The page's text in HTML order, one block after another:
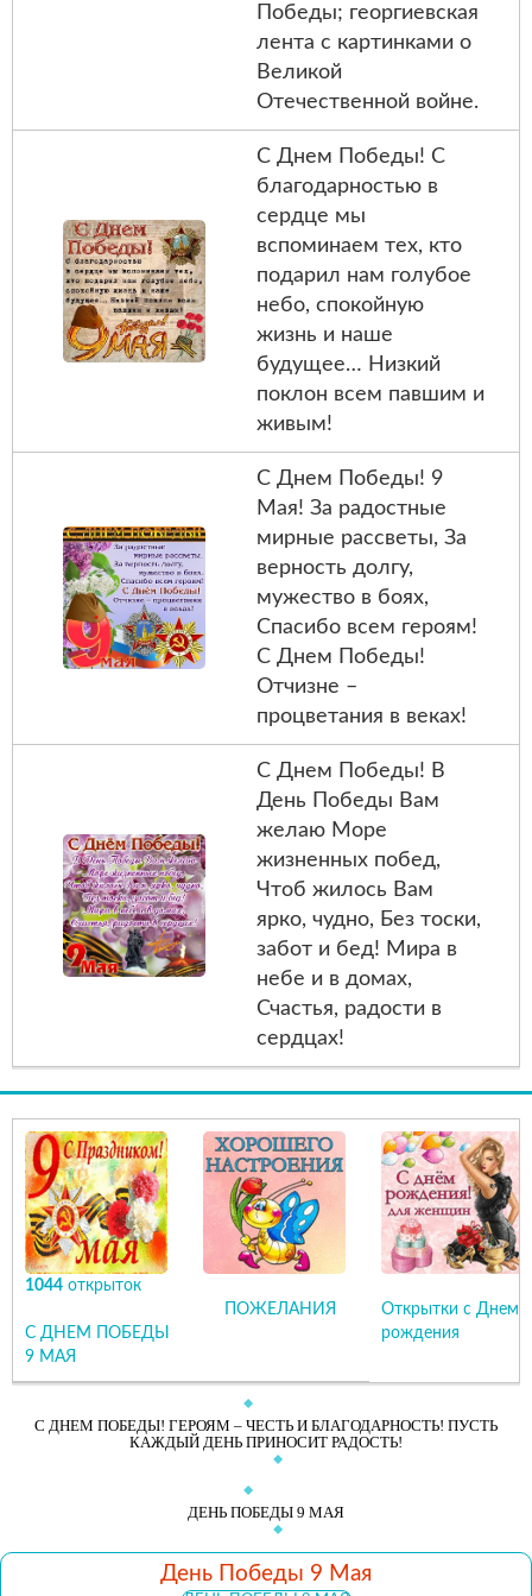
Победы; георгиевская
лента с картинками о
Великой
Отечественной войне.
С Днем Победы! С
благодарностью в
сердце мы
вспоминаем тех, кто
подарил нам голубое
небо, спокойную
жизнь и наше
будущее… Низкий
поклон всем павшим и
живым!
С Днем Победы! 9
Мая! За радостные
мирные рассветы, За
верность долгу,
мужество в боях,
Спасибо всем героям!
С Днем Победы!
Отчизне –
процветания в веках!
С Днем Победы! В
День Победы Вам
желаю Море
жизненных побед,
Чтоб жилось Вам
ярко, чудно, Без тоски,
забот и бед! Мира в
небе и в домах,
Счастья, радости в
сердцах!
1044 открыток
С ДНЕМ ПОБЕДЫ
9 МАЯ
ПОЖЕЛАНИЯ
Открытки с Днем
рождения
С ДНЕМ ПОБЕДЫ! ГЕРОЯМ – ЧЕСТЬ И БЛАГОДАРНОСТЬ! ПУСТЬ
КАЖДЫЙ ДЕНЬ ПРИНОСИТ РАДОСТЬ!
ДЕНЬ ПОБЕДЫ 9 МАЯ
День Победы 9 Мая